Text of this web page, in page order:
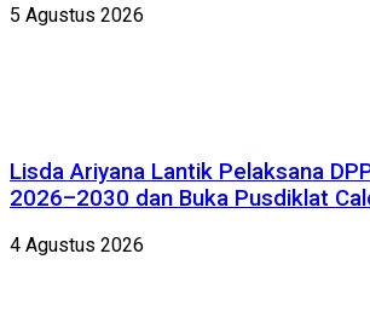
5 Agustus 2026
Lisda Ariyana Lantik Pelaksana
2026–2030 dan Buka Pusdiklat
4 Agustus 2026